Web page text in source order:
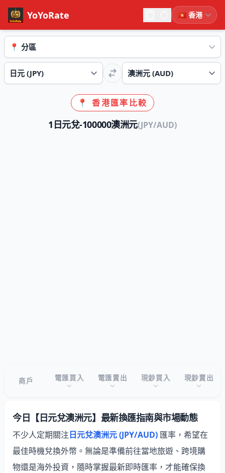
YoYoRate
📍 香港匯率比較
1日元兌-100000澳洲元(JPY/AUD)
商戶 電匯買入 電匯賣出 現鈔買入 現鈔賣出
今日【日元兌澳洲元】最新換匯指南與市場動態
不少人定期關注日元兌澳洲元 (JPY/AUD) 匯率，希望在
最佳時機兌換外幣。無論是準備前往當地旅遊、跨境購
物還是海外投資，隨時掌握最新即時匯率，才能確保換